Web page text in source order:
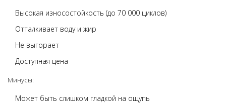
Высокая износостойкость (до 70 000 циклов)
Отталкивает воду и жир
Не выгорает
Доступная цена
Минусы:
Может быть слишком гладкой на ощупь